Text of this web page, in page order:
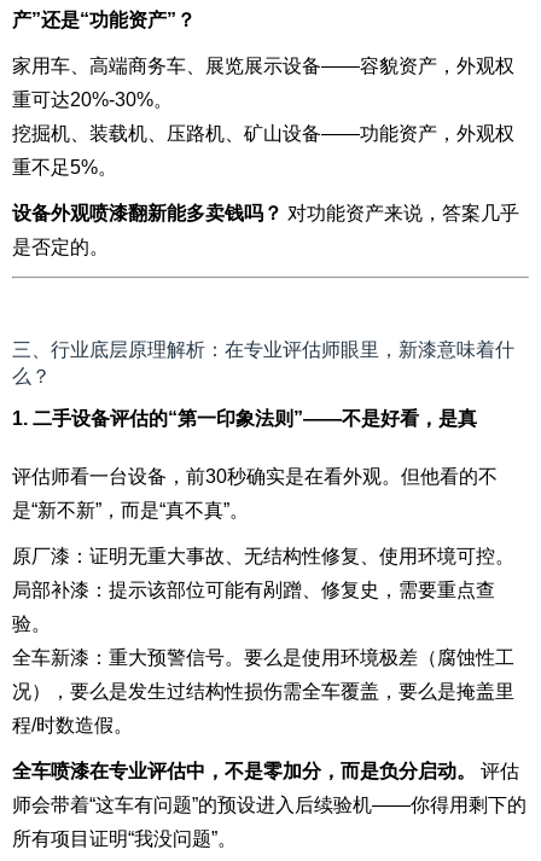
产”还是“功能资产”？
家用车、高端商务车、展览展示设备——容貌资产，外观权
重可达20%-30%。
挖掘机、装载机、压路机、矿山设备——功能资产，外观权
重不足5%。
设备外观喷漆翻新能多卖钱吗？ 对功能资产来说，答案几乎
是否定的。
三、行业底层原理解析：在专业评估师眼里，新漆意味着什
么？
1. 二手设备评估的“第一印象法则”——不是好看，是真
评估师看一台设备，前30秒确实是在看外观。但他看的不
是“新不新”，而是“真不真”。
原厂漆：证明无重大事故、无结构性修复、使用环境可控。
局部补漆：提示该部位可能有剐蹭、修复史，需要重点查
验。
全车新漆：重大预警信号。要么是使用环境极差（腐蚀性工
况），要么是发生过结构性损伤需全车覆盖，要么是掩盖里
程/时数造假。
全车喷漆在专业评估中，不是零加分，而是负分启动。
评估
师会带着“这车有问题”的预设进入后续验机——你得用剩下的
所有项目证明“我没问题”。